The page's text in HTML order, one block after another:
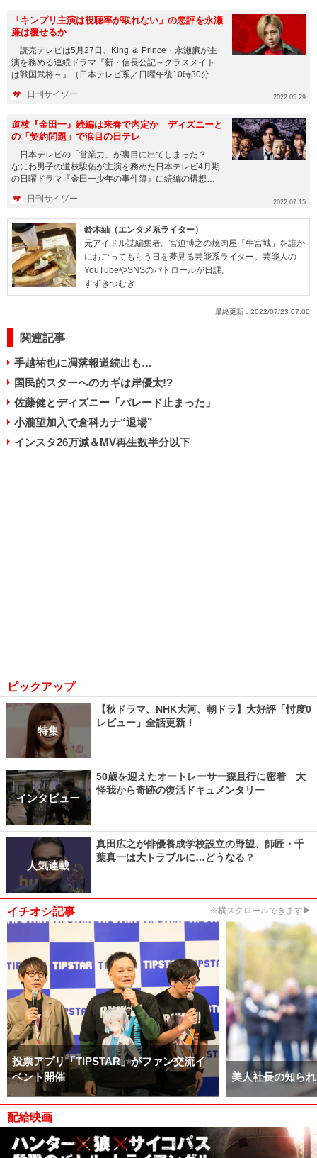
「キンプリ主演は視聴率が取れない」の悪評を永瀬
廉は覆せるか
読売テレビは5月27日、King ＆ Prince・永瀬廉が主
演を務める連続ドラマ『新・信長公記～クラスメイト
は戦国武将～』（日本テレビ系／日曜午後10時30分
日刊サイゾー 2022.05.29
道枝『金田一』続編は来春で内定か ディズニーと
の「契約問題」で涙目の日テレ
日本テレビの「営業力」が裏目に出てしまった？
なにわ男子の道枝駿佑が主演を務めた日本テレビ4月期
の日曜ドラマ『金田一少年の事件簿』に続編の構想が
日刊サイゾー 2022.07.15
鈴木紬（エンタメ系ライター）
元アイドル誌編集者。宮迫博之の焼肉屋「牛宮城」を誰か
におごってもらう日を夢見る芸能系ライター。芸能人の
YouTubeやSNSのパトロールが日課。
すずきつむぎ
最終更新： 2022/07/23 07:00
関連記事
手越祐也に凋落報道続出も…
国民的スターへのカギは岸優太!?
佐藤健とディズニー「パレード止まった」
小瀧望加入で倉科カナ“退場”
インスタ26万減＆MV再生数半分以下
ピックアップ
特集
【秋ドラマ、NHK大河、朝ドラ】大好評「忖度0
レビュー」全話更新！
インタビュー
50歳を迎えたオートレーサー森且行に密着 大
怪我から奇跡の復活ドキュメンタリー
人気連載
真田広之が俳優養成学校設立の野望、師匠・千
葉真一は大トラブルに…どうなる？
イチオシ記事 ※横スクロールできます▶
投票アプリ「TIPSTAR」がファン交流イ
ベント開催
美人社長の知ら
配給映画